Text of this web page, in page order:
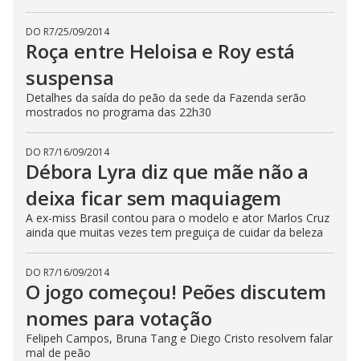
DO R7/25/09/2014
Roça entre Heloisa e Roy está
suspensa
Detalhes da saída do peão da sede da Fazenda serão
mostrados no programa das 22h30
DO R7/16/09/2014
Débora Lyra diz que mãe não a
deixa ficar sem maquiagem
A ex-miss Brasil contou para o modelo e ator Marlos Cruz
ainda que muitas vezes tem preguiça de cuidar da beleza
DO R7/16/09/2014
O jogo começou! Peões discutem
nomes para votação
Felipeh Campos, Bruna Tang e Diego Cristo resolvem falar
mal de peão